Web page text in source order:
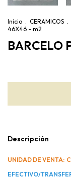
Inicio . CERAMICOS .
46X46 - m2
BARCELO
Descripción
UNIDAD DE VENTA:
EFECTIVO/